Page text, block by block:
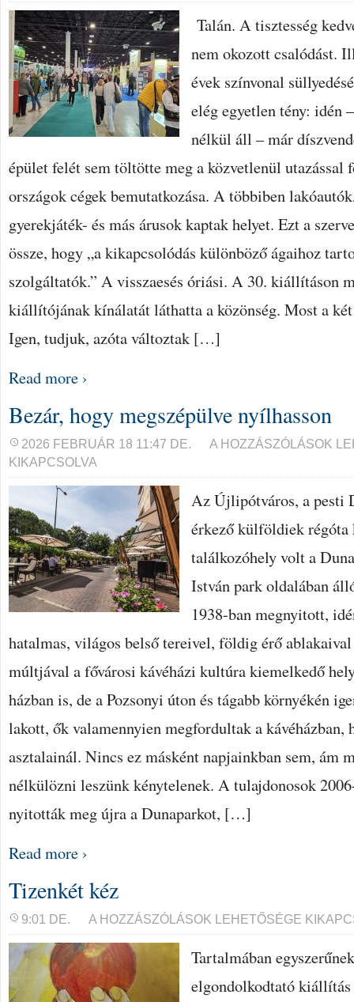
Talán. A tisztesség
nem okozott csalódást.
évek színvonal
elég egyetlen tény: idén
nélkül áll – már
épület felét sem töltötte meg a közvetlenül utazással
országok cégek bemutatkozása. A többiben
gyerekjáték- és más árusok kaptak helyet. Ezt a
össze, hogy „a kikapcsolódás különböző ágaihoz
szolgáltatók.” A visszaesés óriási. A 30. kiállításon
kiállítójának kínálatát láthatta a közönség. Most a
Igen, tudjuk, azóta változtak […]
Read more ›
Bezár, hogy megszépülve nyílhasson
2026 FEBRUÁR 18 11:47 DE.
BEZÁR,
NYÍLHASSON
A HOZZÁSZÓLÁSOK
KIKAPCSOLVA
Az Újlipótváros, a pesti
érkező külföldiek régóta
találkozóhely volt a
István park oldalában
1938-ban megnyitott,
hatalmas, világos belső tereivel, földig érő
múltjával a fővárosi kávéházi kultúra kiemelkedő
házban is, de a Pozsonyi úton és tágabb környékén
lakott, ők valamennyien megfordultak a kávéházban,
asztalainál. Nincs ez másként napjainkban sem, ám
nélkülözni leszünk kénytelenek. A tulajdonosok
nyitották meg újra a Dunaparkot, […]
Read more ›
Tizenkét kéz
9:01 DE.
TIZENKÉT
A HOZZÁSZÓLÁSOK LEHETŐSÉGE
Tartalmában
elgondolkodtató